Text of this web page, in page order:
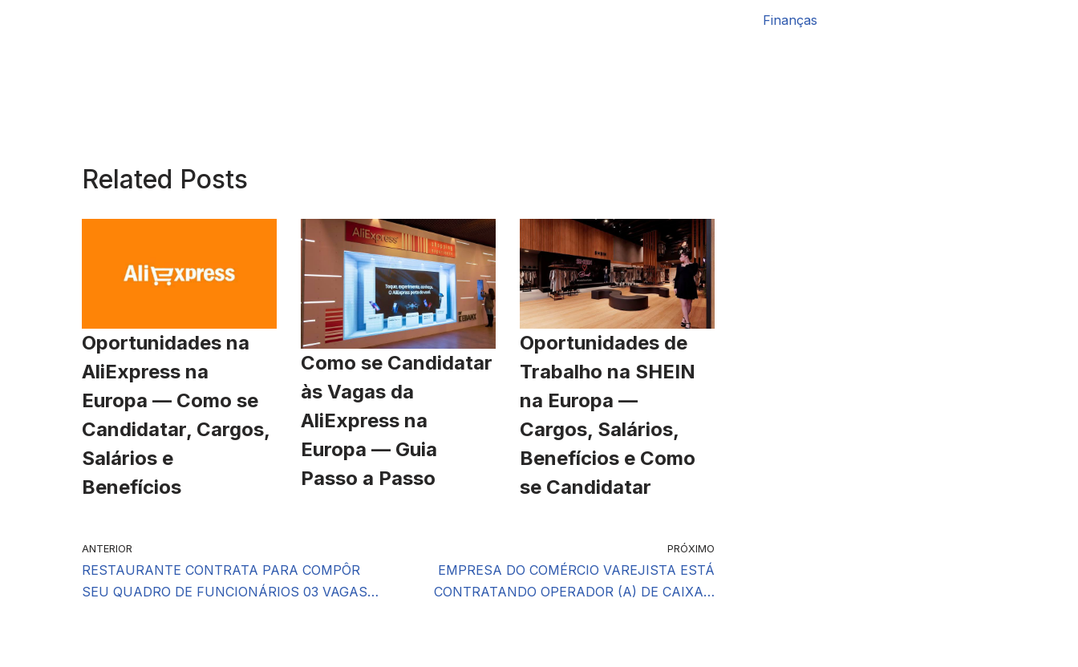
Related Posts
Oportunidades na
AliExpress na
Europa — Como se
Candidatar, Cargos,
Salários e
Benefícios
Como se Candidatar
às Vagas da
AliExpress na
Europa — Guia
Passo a Passo
Oportunidades de
Trabalho na SHEIN
na Europa —
Cargos, Salários,
Benefícios e Como
se Candidatar
ANTERIOR
RESTAURANTE CONTRATA PARA COMPÔR
SEU QUADRO DE FUNCIONÁRIOS 03 VAGAS…
PRÓXIMO
EMPRESA DO COMÉRCIO VAREJISTA ESTÁ
CONTRATANDO OPERADOR (A) DE CAIXA…
Finanças